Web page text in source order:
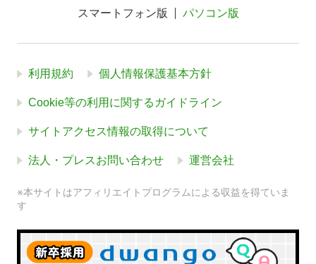
スマートフォン版 パソコン版
利用規約 個人情報保護基本方針
Cookie等の利用に関するガイドライン
サイトアクセス情報の取得について
法人・プレスお問い合わせ 運営会社
※本サイトはアフィリエイトプログラムによる収益を得ていま
す